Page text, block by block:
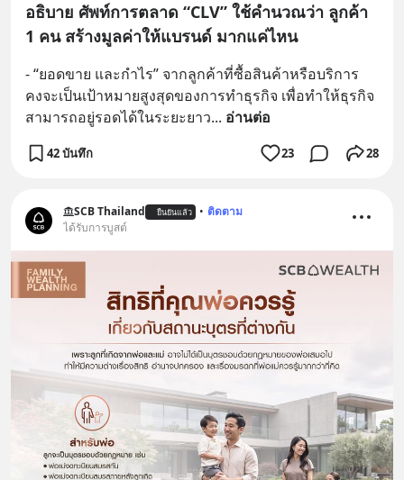
อธิบาย ศัพท์การตลาด “CLV” ใช้คำนวณว่า ลูกค้า
1 คน สร้างมูลค่าให้แบรนด์ มากแค่ไหน
- “ยอดขาย และกำไร” จากลูกค้าที่ซื้อสินค้าหรือบริการ
คงจะเป็นเป้าหมายสูงสุดของการทำธุรกิจ เพื่อทำให้ธุรกิจ
สามารถอยู่รอดได้ในระยะยาว... อ่านต่อ
42 บันทึก 23 28
SCB Thailand ยืนยันแล้ว • ติดตาม
ได้รับการบูสต์